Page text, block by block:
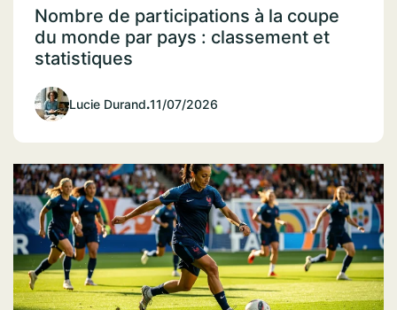
Nombre de participations à la coupe
du monde par pays : classement et
statistiques
Lucie Durand.11/07/2026